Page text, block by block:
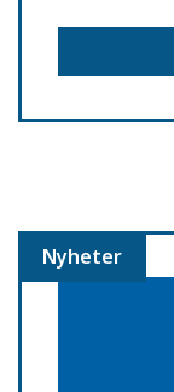
Nyheter